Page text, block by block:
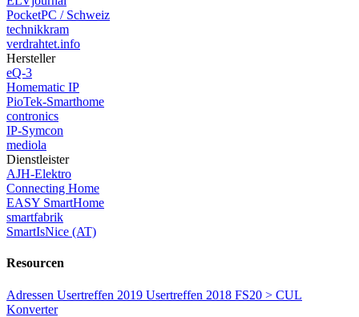
PocketPC / Schweiz
technikkram
verdrahtet.info
Hersteller
eQ-3
Homematic IP
PioTek-Smarthome
contronics
IP-Symcon
mediola
Dienstleister
AJH-Elektro
Connecting Home
EASY SmartHome
smartfabrik
SmartIsNice (AT)
Resourcen
Adressen Usertreffen 2019 Usertreffen 2018 FS20 > CUL
Konverter